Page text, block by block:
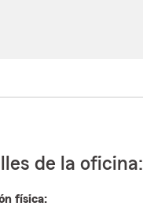
de la oficina:
física: